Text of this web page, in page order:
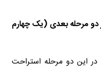
دو مرحله بعدی (یک چهارم
در این دو مرحله استراحت